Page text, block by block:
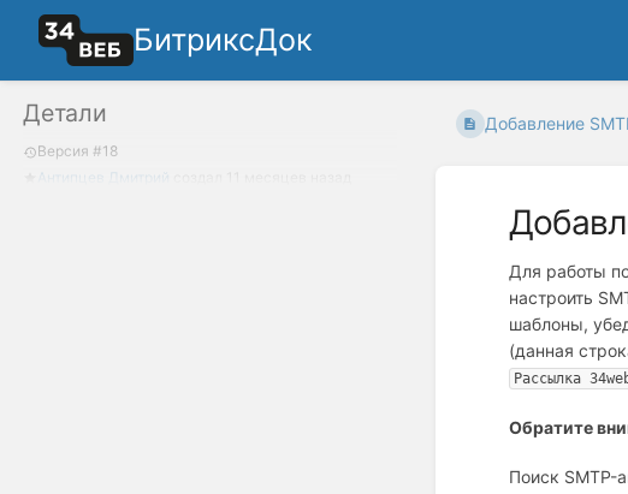
БитриксДок
Детали
Версия #18
Антипцев Дмитрий
Добавление
Для работы
настроить
шаблоны,
(данная
Рассылка
Обратите
Поиск SMTP-